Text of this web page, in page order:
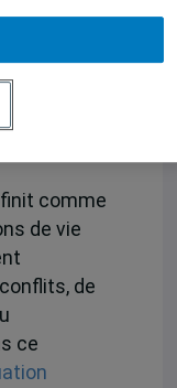
En
la
comme
de vie
de
ce